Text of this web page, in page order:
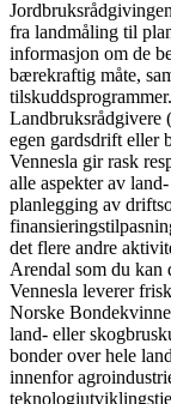
fra landmåling til
informasjon om de
bærekraftig måte,
Landbruksrådgivere
egen gardsdrift eller
Vennesla gir rask
alle aspekter av
planlegging av
det flere andre
Arendal som du kan
Vennesla leverer
Norske
land- eller
bonder over hele
innenfor